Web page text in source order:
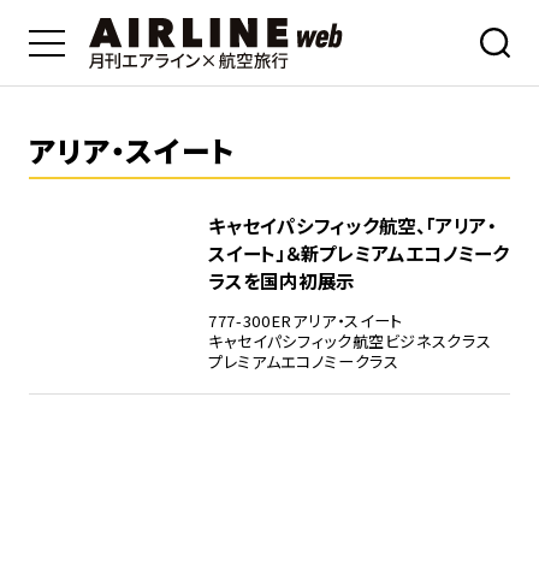
アリア・スイート
キャセイパシフィック航空、「アリア・
スイート」＆新プレミアムエコノミーク
ラスを国内初展示
777-300ERアリア・スイート
キャセイパシフィック航空ビジネスクラス
プレミアムエコノミークラス